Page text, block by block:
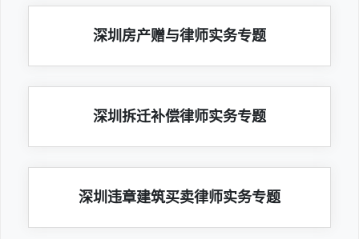
深圳房产赠与律师实务专题
深圳拆迁补偿律师实务专题
深圳违章建筑买卖律师实务专题